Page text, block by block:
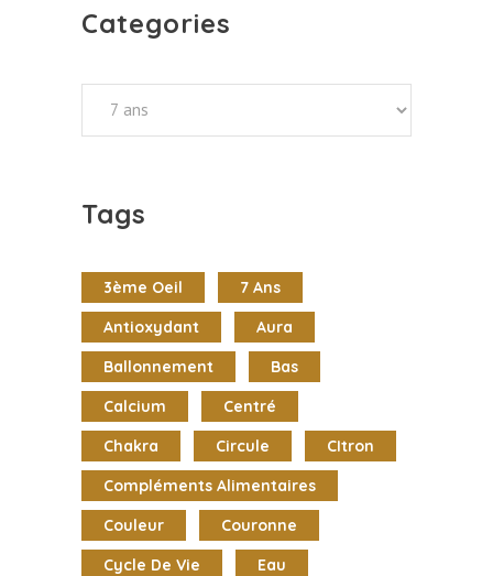
Categories
Categories
Tags
3ème Oeil
7 Ans
Antioxydant
Aura
Ballonnement
Bas
Calcium
Centré
Chakra
Circule
CItron
Compléments Alimentaires
Couleur
Couronne
Cycle De Vie
Eau